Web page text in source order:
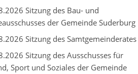
Sitzung des Bau- und
der Gemeinde Suderburg
Sitzung des Samtgemeinderates
Sitzung des Ausschusses für
Sport und Soziales der Gemeinde